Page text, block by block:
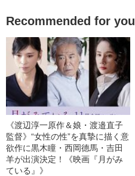
Recommended for you
《渡辺淳一原作＆娘・渡邉直子
監督》“女性の性”を真摯に描く意
欲作に黒木瞳・西岡德馬・吉田
羊が出演決定！《映画『月がみ
ている』》